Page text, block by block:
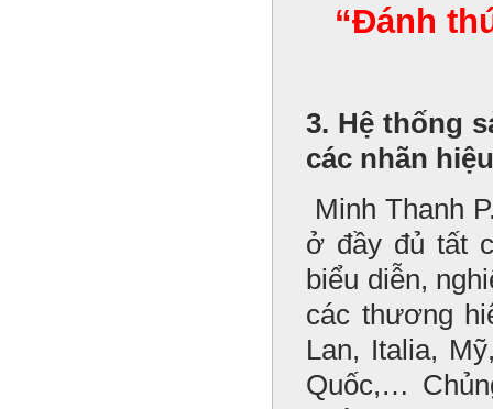
“Đánh
3. Hệ thống
các nhãn
Minh Thanh
ở đầy đủ tất
biểu diễn,
các thương
Lan, Italia,
Quốc,…